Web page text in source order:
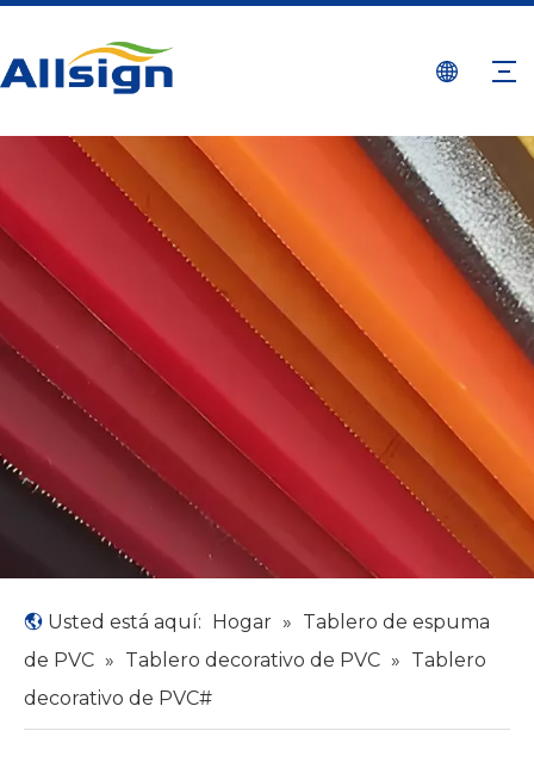
Usted está aquí: Hogar » Tablero de espuma
de PVC » Tablero decorativo de PVC » Tablero
decorativo de PVC#